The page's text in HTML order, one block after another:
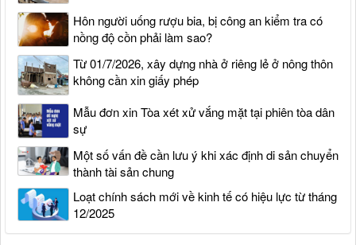
Hôn người uống rượu bia, bị công an kiểm tra có
nồng độ cồn phải làm sao?
Từ 01/7/2026, xây dựng nhà ở riêng lẻ ở nông thôn
không cần xin giấy phép
Mẫu đơn xin Tòa xét xử vắng mặt tại phiên tòa dân
sự
Một số vấn đề cần lưu ý khi xác định di sản chuyển
thành tài sản chung
Loạt chính sách mới về kinh tế có hiệu lực từ tháng
12/2025